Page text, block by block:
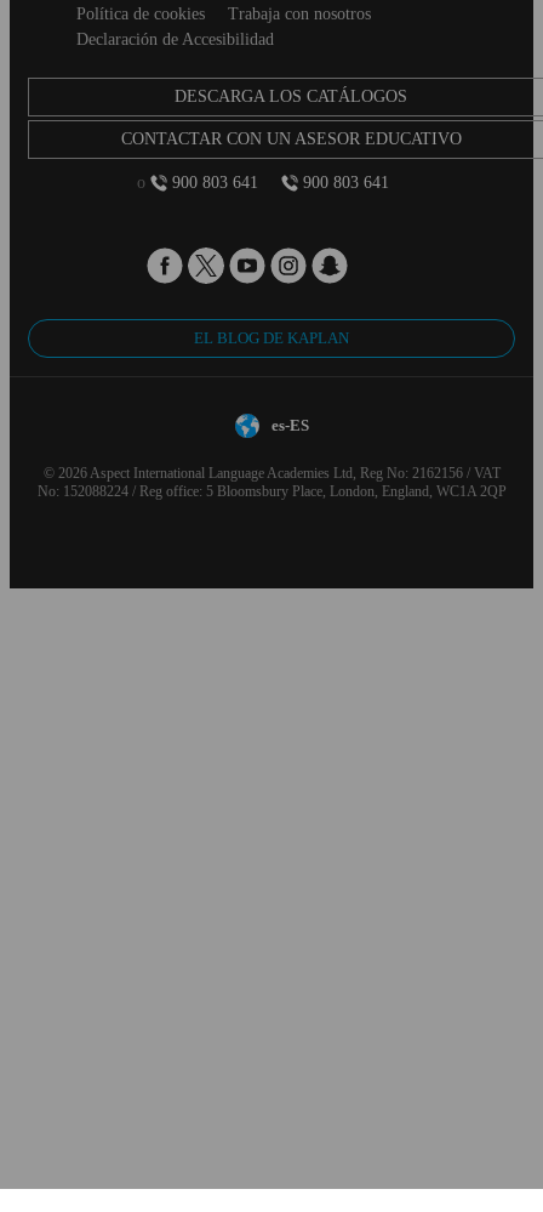
Política de cookies
Trabaja con nosotros
Declaración de Accesibilidad
DESCARGA LOS CATÁLOGOS
CONTACTAR CON UN ASESOR EDUCATIVO
o 900 803 641 900 803 641
EL BLOG DE KAPLAN
es-ES
© 2026 Aspect International Language Academies Ltd, Reg No: 2162156 / VAT
No: 152088224 / Reg office: 5 Bloomsbury Place, London, England, WC1A 2QP